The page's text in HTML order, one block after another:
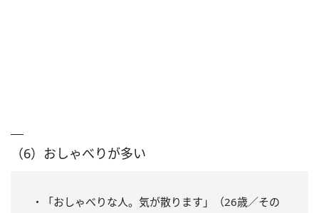
（6）おしゃべりが多い
・「おしゃべりな人。気が散ります」（26歳／その